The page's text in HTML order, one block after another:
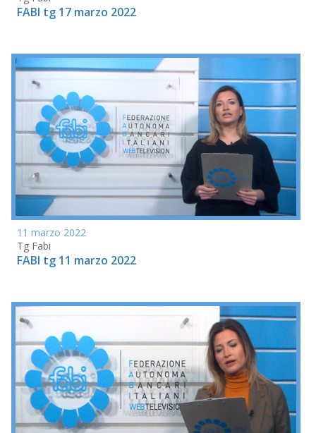
FABI tg 17 marzo 2022
11 marzo 2022
Tg Fabi
FABI tg 11 marzo 2022